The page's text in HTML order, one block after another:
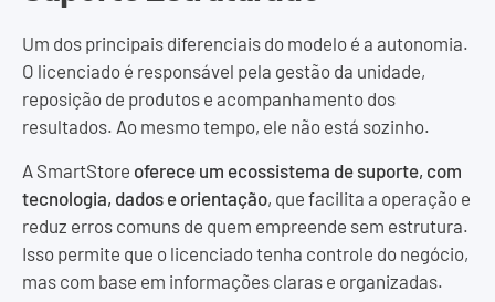
Um dos principais diferenciais do modelo é a autonomia.
O licenciado é responsável pela gestão da unidade,
reposição de produtos e acompanhamento dos
resultados. Ao mesmo tempo, ele não está sozinho.
A SmartStore oferece um ecossistema de suporte, com
tecnologia, dados e orientação, que facilita a operação e
reduz erros comuns de quem empreende sem estrutura.
Isso permite que o licenciado tenha controle do negócio,
mas com base em informações claras e organizadas.